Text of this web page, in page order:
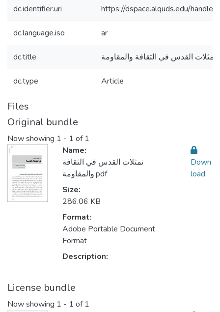
dc.identifier.uri https://dspace.alquds.edu/
dc.language.iso ar
dc.title تمثلات القدس في الثقافة والمقاومة
dc.type Article
Files
Original bundle
Now showing 1 - 1 of 1
Name:
تمثلات القدس في الثقافة
والمقاومة.pdf
Size:
286.06 KB
Format:
Adobe Portable Document
Format
Description:
Down
load
License bundle
Now showing 1 - 1 of 1